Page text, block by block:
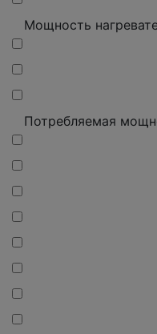
Мощность
Потребляемая